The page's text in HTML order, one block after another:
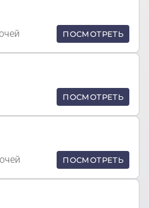
ПОСМОТРЕТЬ
ПОСМОТРЕТЬ
ПОСМОТРЕТЬ